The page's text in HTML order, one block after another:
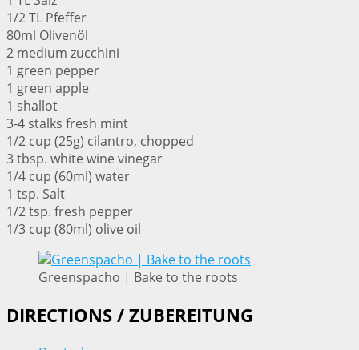
1/2 TL Pfeffer
80ml Olivenöl
2 medium zucchini
1 green pepper
1 green apple
1 shallot
3-4 stalks fresh mint
1/2 cup (25g) cilantro, chopped
3 tbsp. white wine vinegar
1/4 cup (60ml) water
1 tsp. Salt
1/2 tsp. fresh pepper
1/3 cup (80ml) olive oil
Greenspacho | Bake to the roots
DIRECTIONS / ZUBEREITUNG